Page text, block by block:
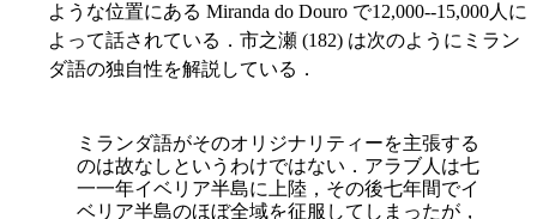
ような位置にある Miranda do Douro で12,000--15,000人に
よって話されている．市之瀬 (182) は次のようにミラン
ダ語の独自性を解説している．
ミランダ語がそのオリジナリティーを主張する
のは故なしというわけではない．アラブ人は七
一一年イベリア半島に上陸，その後七年間でイ
ベリア半島のほぼ全域を征服してしまったが，